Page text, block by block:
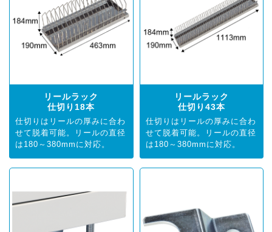
リールラック
仕切り18本
仕切りはリールの厚みに合わ
せて脱着可能。リールの直径
は180～380mmに対応。
リールラック
仕切り43本
仕切りはリールの厚みに合わ
せて脱着可能。リールの直径
は180～380mmに対応。